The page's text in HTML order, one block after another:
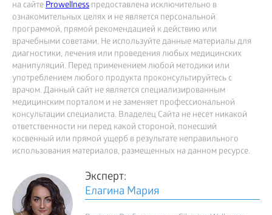
на сайтеProwellness предоставлена исключительно в
ознакомительных целях и не является персональной
программой, прямой рекомендацией к действию или
врачебными советами. Не используйте данные материалы для
диагностики, лечения или проведения любых медицинских
манипуляций. Перед применением любой методики или
употреблением любого продукта проконсультируйтесь с
врачом. Данный сайт не является специализированным
медицинским порталом и не заменяет профессиональной
консультации специалиста. Владелец Сайта не несет никакой
ответственности ни перед какой стороной, понесший
косвенный или прямой ущерб в результате неправильного
использования материалов, размещенных на данном ресурсе.
Эксперт:
Елагина Мария